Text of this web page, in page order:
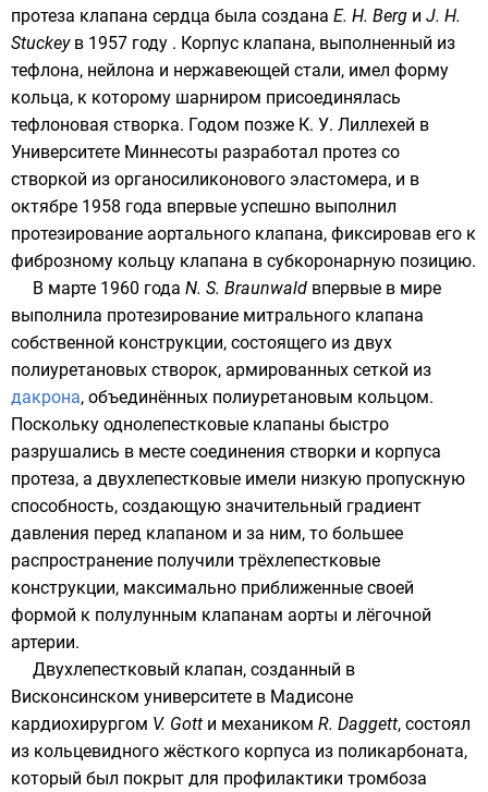
протеза клапана сердца была создана Е. Н. Berg и J. Н.
Stuckeyв 1957 году . Корпус клапана, выполненный из
тефлона, нейлона и нержавеющей стали, имел форму
кольца, к которому шарниром присоединялась
тефлоновая створка. Годом позже К. У. Лиллехей в
Университете Миннесоты разработал протез со
створкой из органосиликонового эластомера, и в
октябре 1958 года впервые успешно выполнил
протезирование аортального клапана, фиксировав его к
фиброзному кольцу клапана в субкоронарную позицию.
В марте 1960 года N. S. Braunwald впервые в мире
выполнила протезирование митрального клапана
собственной конструкции, состоящего из двух
полиуретановых створок, армированных сеткой из
дакрона, объединённых полиуретановым кольцом.
Поскольку однолепестковые клапаны быстро
разрушались в месте соединения створки и корпуса
протеза, а двухлепестковые имели низкую пропускную
способность, создающую значительный градиент
давления перед клапаном и за ним, то большее
распространение получили трёхлепестковые
конструкции, максимально приближенные своей
формой к полулунным клапанам аорты и лёгочной
артерии.
Двухлепестковый клапан, созданный в
Висконсинском университете в Мадисоне
кардиохирургом V. Gott и механиком R. Daggett, состоял
из кольцевидного жёсткого корпуса из поликарбоната,
который был покрыт для профилактики тромбоза